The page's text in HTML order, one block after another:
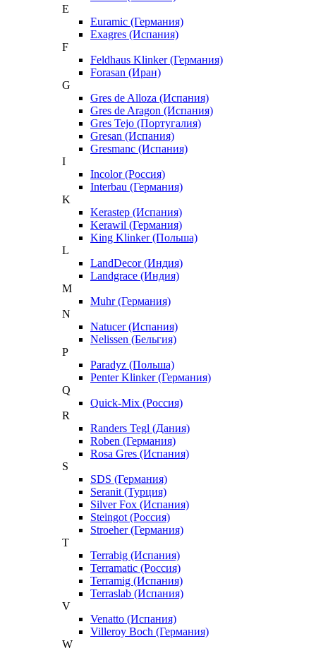
E
Euramic (Германия)
Exagres (Испания)
F
Feldhaus Klinker (Германия)
Forasan (Иран)
G
Gres de Alloza (Испания)
Gres de Aragon (Испания)
Gres Tejo (Португалия)
Gresan (Испания)
Gresmanc (Испания)
I
Incolor (Россия)
Interbau (Германия)
K
Kerastep (Испания)
Kerawil (Германия)
King Klinker (Польша)
L
LandDecor (Индия)
Landgrace (Индия)
M
Muhr (Германия)
N
Natucer (Испания)
Nelissen (Бельгия)
P
Paradyz (Польша)
Penter Klinker (Германия)
Q
Quick-Mix (Россия)
R
Randers Tegl (Дания)
Roben (Германия)
Rosa Gres (Испания)
S
SDS (Германия)
Seranit (Турция)
Silver Fox (Испания)
Steingot (Россия)
Stroeher (Германия)
T
Terrabig (Испания)
Terramatic (Россия)
Terramig (Испания)
Terraslab (Испания)
V
Venatto (Испания)
Villeroy Boch (Германия)
W